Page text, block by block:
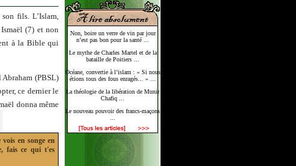
Non, boire un verre de vin par jour
n’est pas bon pour la santé ...
Le mythe de Charles Martel et de la
bataille de Poitiers ...
Océane, convertie à l’islam : « Si nous
étions tous des fous enragés... » ...
La théologie de la libération de Munir
Chafiq ...
Le nouveau pouvoir des francs-maçons
fils. L’Islam,
(7) et non
à la Bible qui
(PBSL)
ce dernier le
donna même
en songe en
fais ce qui t'es